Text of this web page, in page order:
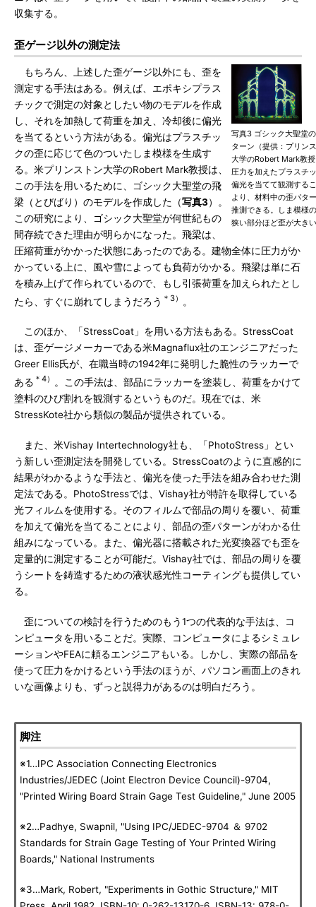
収集する。
歪ゲージ以外の測定法
写真3 ゴシック大聖堂
ターン（提供：プリン
大学のRobert Mark教
圧力を加えたプラスチ
偏光を当てて観測する
より、材料中の歪パタ
推測できる。しま模様
狭い部分ほど歪が大き
もちろん、上述した歪ゲージ以外にも、歪を
測定する手法はある。例えば、エポキシプラス
チックで測定の対象としたい物のモデルを作成
し、それを加熱して荷重を加え、冷却後に偏光
を当てるという方法がある。偏光はプラスチッ
クの歪に応じて色のついたしま模様を生成す
る。米プリンストン大学のRobert Mark教授は、
この手法を用いるために、ゴシック大聖堂の飛
梁（とびばり）のモデルを作成した（写真3）。
この研究により、ゴシック大聖堂が何世紀もの
間存続できた理由が明らかになった。飛梁は、
圧縮荷重がかかった状態にあったのである。建物全体に圧力がか
かっている上に、風や雪によっても負荷がかかる。飛梁は単に石
を積み上げて作られているので、もし引張荷重を加えられたとし
たら、すぐに崩れてしまうだろう ＊3）
このほか、「StressCoat」を用いる方法もある。StressCoat
は、歪ゲージメーカーである米Magnaflux社のエンジニアだった
Greer Ellis氏が、在職当時の1942年に発明した脆性のラッカーで
ある ＊4）
。この手法は、部品にラッカーを塗装し、荷重をかけて
塗料のひび割れを観測するというものだ。現在では、米
StressKote社から類似の製品が提供されている。
また、米Vishay Intertechnology社も、「PhotoStress」とい
う新しい歪測定法を開発している。StressCoatのように直感的に
結果がわかるような手法と、偏光を使った手法を組み合わせた測
定法である。PhotoStressでは、Vishay社が特許を取得している
光フィルムを使用する。そのフィルムで部品の周りを覆い、荷重
を加えて偏光を当てることにより、部品の歪パターンがわかる仕
組みになっている。また、偏光器に搭載された光変換器でも歪を
定量的に測定することが可能だ。Vishay社では、部品の周りを覆
うシートを鋳造するための液状感光性コーティングも提供してい
る。
歪についての検討を行うためのもう1つの代表的な手法は、コ
ンピュータを用いることだ。実際、コンピュータによるシミュレ
ーションやFEAに頼るエンジニアもいる。しかし、実際の部品を
使って圧力をかけるという手法のほうが、パソコン画面上のきれ
いな画像よりも、ずっと説得力があるのは明白だろう。
脚注
※1…IPC Association Connecting Electronics
Industries/JEDEC (Joint Electron Device Council)-9704,
"Printed Wiring Board Strain Gage Test Guideline," June 2005
※2…Padhye, Swapnil, "Using IPC/JEDEC-9704 ＆ 9702
Standards for Strain Gage Testing of Your Printed Wiring
Boards," National Instruments
※3…Mark, Robert, "Experiments in Gothic Structure," MIT